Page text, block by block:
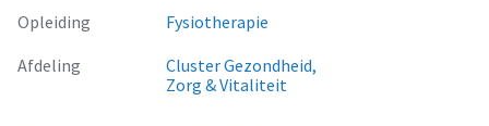
Opleiding
Fysiotherapie
Afdeling
Cluster Gezondheid,
Zorg & Vitaliteit